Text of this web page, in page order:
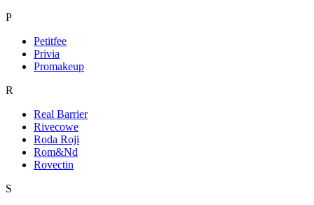
P
Petitfee
Privia
Promakeup
R
Real Barrier
Rivecowe
Roda Roji
Rom&Nd
Rovectin
S